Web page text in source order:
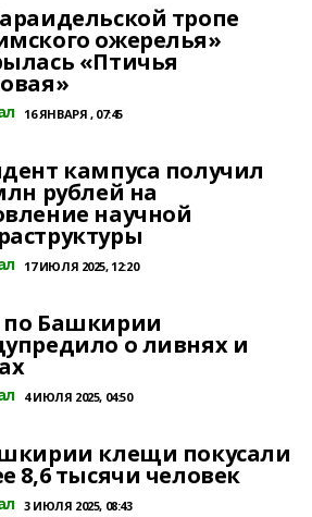
тропе
ожерелья»
«Птичья
16 ЯНВАРЯ , 07:45
кампуса получил
рублей на
научной
17 ИЮЛЯ 2025, 12:20
Башкирии
о ливнях и
4 ИЮЛЯ 2025, 04:50
клещи покусали
8,6 тысячи человек
3 ИЮЛЯ 2025, 08:43